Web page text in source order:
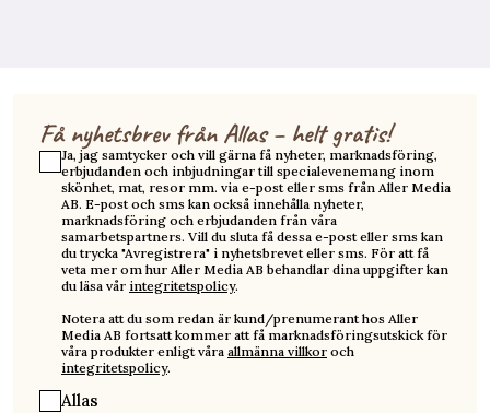
Få nyhetsbrev från Allas – helt gratis!
Ja, jag samtycker och vill gärna få nyheter, marknadsföring,
erbjudanden och inbjudningar till specialevenemang inom
skönhet, mat, resor mm. via e-post eller sms från Aller Media
AB. E-post och sms kan också innehålla nyheter,
marknadsföring och erbjudanden från våra
samarbetspartners. Vill du sluta få dessa e-post eller sms kan
du trycka "Avregistrera" i nyhetsbrevet eller sms. För att få
veta mer om hur Aller Media AB behandlar dina uppgifter kan
du läsa vår integritetspolicy.
Notera att du som redan är kund/prenumerant hos Aller
Media AB fortsatt kommer att få marknadsföringsutskick för
våra produkter enligt våra allmänna villkor och
integritetspolicy.
Allas